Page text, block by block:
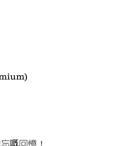
嘅回憶！